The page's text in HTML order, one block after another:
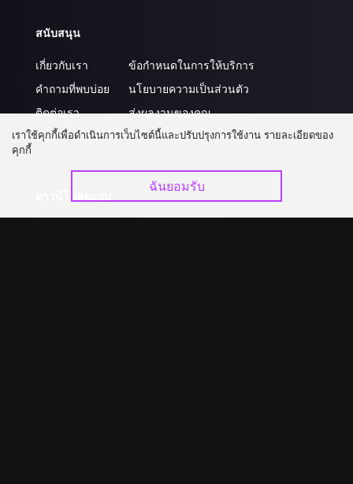
สนับสนุน
เกี่ยวกับเรา
คำถามที่พบบ่อย
ติดต่อเรา
อัปเกรด วีไอพี
ข้อกำหนดในการให้บริการ
นโยบายความเป็นส่วนตัว
ส่งผลงานของคุณ
ร่วมงานกับเรา
เราใช้คุกกี้เพื่อดำเนินการเว็บไซต์นี้และปรับปรุงการใช้งาน รายละเอียดของ
คุกกี้
ฉันยอมรับ